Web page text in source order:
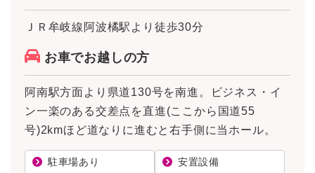
ＪＲ牟岐線阿波橘駅より徒歩30分
お車でお越しの方
阿南駅方面より県道130号を南進。ビジネス・イ
ン一楽のある交差点を直進(ここから国道55
号)2kmほど道なりに進むと右手側に当ホール。
駐車場あり 安置設備